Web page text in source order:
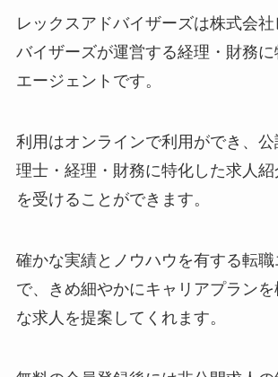
レックスアドバイザーズは株式会
バイザーズが運営する経理・財務
エージェントです。
利用はオンラインで利用ができ、
理士・経理・財務に特化した求人
を受けることができます。
確かな実績とノウハウを有する転職
で、きめ細やかにキャリアプラン
な求人を提案してくれます。